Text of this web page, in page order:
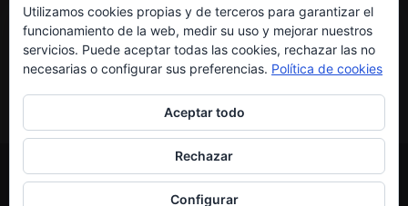
SIGUENOS EN
© ELCENTINELADELAFRONTERA.COM byMultiServicios Helena
Aviso Legal Política de Cookies
Utilizamos cookies propias y de terceros para garantizar el
funcionamiento de la web, medir su uso y mejorar nuestros
servicios. Puede aceptar todas las cookies, rechazar las no
necesarias o configurar sus preferencias. Política de cookies
Aceptar todo
Rechazar
Configurar